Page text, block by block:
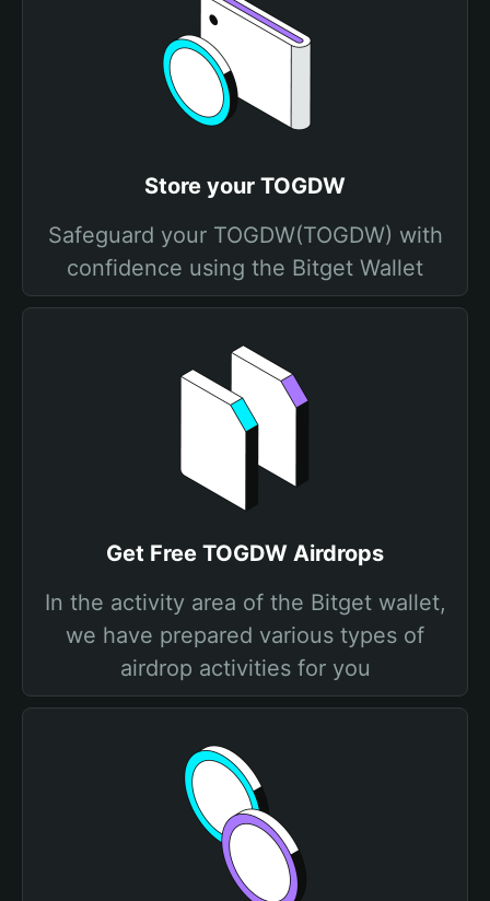
Store your TOGDW
Safeguard your TOGDW(TOGDW) with
confidence using the Bitget Wallet
Get Free TOGDW Airdrops
In the activity area of the Bitget wallet,
we have prepared various types of
airdrop activities for you